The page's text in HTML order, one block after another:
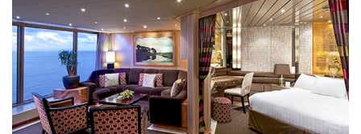
Suite Neptune
Pont Beethoven